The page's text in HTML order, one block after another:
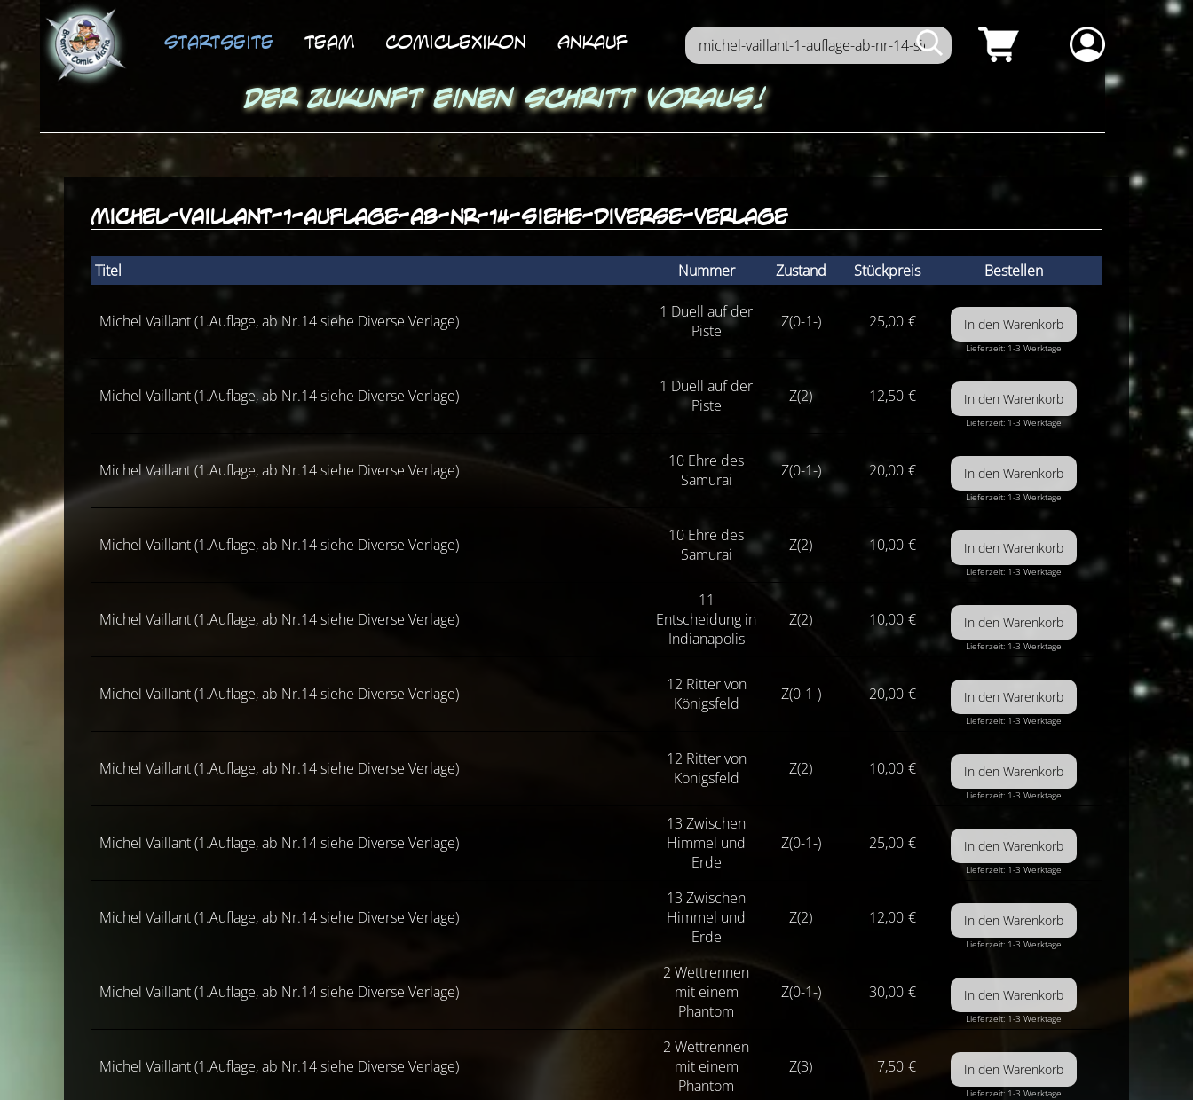
Startseite Team ComicLexikon Ankauf
Der Zukunft einen Schritt voraus!
michel-vaillant-1-auflage-ab-nr-14-siehe-diverse-verlage
Titel Nummer Zustand Stückpreis Bestellen
Michel Vaillant (1.Auflage, ab Nr.14 siehe Diverse Verlage)
1 Duell auf der
Piste
Z(0-1-) 25,00 €
Lieferzeit: 1-3 Werktage
Michel Vaillant (1.Auflage, ab Nr.14 siehe Diverse Verlage)
1 Duell auf der
Piste
Z(2) 12,50 €
Lieferzeit: 1-3 Werktage
Michel Vaillant (1.Auflage, ab Nr.14 siehe Diverse Verlage)
10 Ehre des
Samurai
Z(0-1-) 20,00 €
Lieferzeit: 1-3 Werktage
Michel Vaillant (1.Auflage, ab Nr.14 siehe Diverse Verlage)
10 Ehre des
Samurai
Z(2) 10,00 €
Lieferzeit: 1-3 Werktage
Michel Vaillant (1.Auflage, ab Nr.14 siehe Diverse Verlage)
11
Entscheidung in
Indianapolis
Z(2) 10,00 €
Lieferzeit: 1-3 Werktage
Michel Vaillant (1.Auflage, ab Nr.14 siehe Diverse Verlage)
12 Ritter von
Königsfeld
Z(0-1-) 20,00 €
Lieferzeit: 1-3 Werktage
Michel Vaillant (1.Auflage, ab Nr.14 siehe Diverse Verlage)
12 Ritter von
Königsfeld
Z(2) 10,00 €
Lieferzeit: 1-3 Werktage
Michel Vaillant (1.Auflage, ab Nr.14 siehe Diverse Verlage)
13 Zwischen
Himmel und
Erde
Z(0-1-) 25,00 €
Lieferzeit: 1-3 Werktage
Michel Vaillant (1.Auflage, ab Nr.14 siehe Diverse Verlage)
13 Zwischen
Himmel und
Erde
Z(2) 12,00 €
Lieferzeit: 1-3 Werktage
Michel Vaillant (1.Auflage, ab Nr.14 siehe Diverse Verlage)
2 Wettrennen
mit einem
Phantom
Z(0-1-) 30,00 €
Lieferzeit: 1-3 Werktage
Michel Vaillant (1.Auflage, ab Nr.14 siehe Diverse Verlage)
2 Wettrennen
mit einem
Phantom
Z(3) 7,50 €
Lieferzeit: 1-3 Werktage